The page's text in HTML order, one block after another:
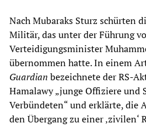
Nach Mubaraks Sturz schürten
Militär, das unter der Führung
Verteidigungsminister
übernommen hatte. In einem
Guardian bezeichnete der RS-
Hamalawy „junge Offiziere und
Verbündeten“ und erklärte, die
den Übergang zu einer ‚zivilen‘